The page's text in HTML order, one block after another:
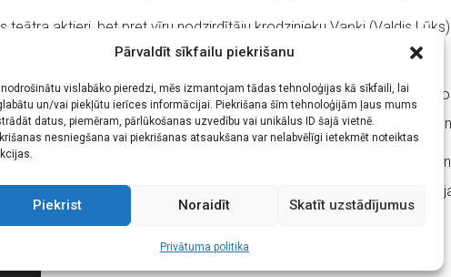
Pārvaldīt sīkfailu piekrišanu
vislabāko pieredzi, mēs izmantojam tādas tehnoloģijas kā sīkfaili, lai
un/vai piekļūtu ierīces informācijai. Piekrišana šīm tehnoloģijām ļaus mums
datus, piemēram, pārlūkošanas uzvedību vai unikālus ID šajā vietnē.
nesniegšana vai piekrišanas atsaukšana var nelabvēlīgi ietekmēt noteiktas
Piekrist Noraidīt Skatīt uzstādījumus
Privātuma politika
teātra aktieri, bet pret vīru nodzirdītāju krodzinieku Vaņķi (Valdis
Līgo svētku svinēšana – ikviens varēs sajust Līgo nakts
“Beztemata” māksliniekiem un dejot līdz rīta gaismai grupas
vietā, Pērkones ielā 32, kur varēs gan iegādāties mielastam
visu, kas nepieciešams ērtai un līksmai laika pavadīšanai.